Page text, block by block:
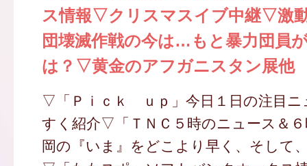
ス情報▽クリスマスイブ中継▽激
団壊滅作戦の今は…もと暴力団員
は？▽黄金のアフガニスタン展他
▽「Ｐｉｃｋ ｕｐ」今日１日の注目ニ
すく紹介▽「ＴＮＣ５時のニュース＆
岡の『いま』をどこより早く、そして